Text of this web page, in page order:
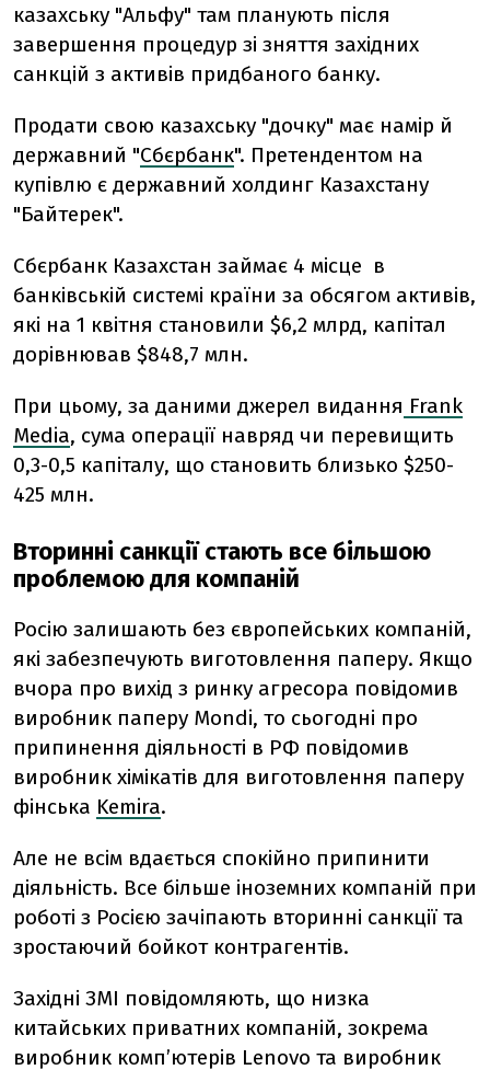
казахську "Альфу" там планують після
завершення процедур зі зняття західних
санкцій з активів придбаного банку.
Продати свою казахську "дочку" має намір й
державний "Сбєрбанк". Претендентом на
купівлю є державний холдинг Казахстану
"Байтерек".
Сбєрбанк Казахстан займає 4 місце в
банківській системі країни за обсягом активів,
які на 1 квітня становили $6,2 млрд, капітал
дорівнював $848,7 млн.
При цьому, за даними джерел видання Frank
Media, сума операції навряд чи перевищить
0,3-0,5 капіталу, що становить близько $250-
425 млн.
Вторинні санкції стають все більшою
проблемою для компаній
Росію залишають без європейських компаній,
які забезпечують виготовлення паперу. Якщо
вчора про вихід з ринку агресора повідомив
виробник паперу Mondi, то сьогодні про
припинення діяльності в РФ повідомив
виробник хімікатів для виготовлення паперу
фінська Kemira.
Але не всім вдається спокійно припинити
діяльність. Все більше іноземних компаній при
роботі з Росією зачіпають вторинні санкції та
зростаючий бойкот контрагентів.
Західні ЗМІ повідомляють, що низка
китайських приватних компаній, зокрема
виробник комп’ютерів Lenovo та виробник